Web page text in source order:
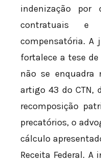
indenização por
contratuais e
compensatória. A
fortalece a tese
não se enquadra
artigo 43 do CTN,
recomposição
precatórios, o
cálculo
Receita Federal. A